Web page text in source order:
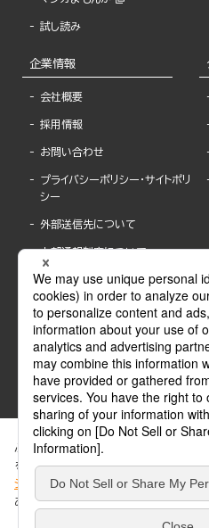
試し読み
企業情報
会社概要
採用情報
お問い合わせ
プライバシーポリシー・サイトポリ
シー
外部送信先について
内部通報制度について
ABJマークは、この電子書店・電子書籍配信サ
得た正規版配信サービスであることを示す登
ABJマークの詳細、ABJマークを掲示している
ぶんか社が運営するサイトでは、利
を使用しています。 当社のCookieに
シー
」をご覧ください。当サイトでは
ありません。